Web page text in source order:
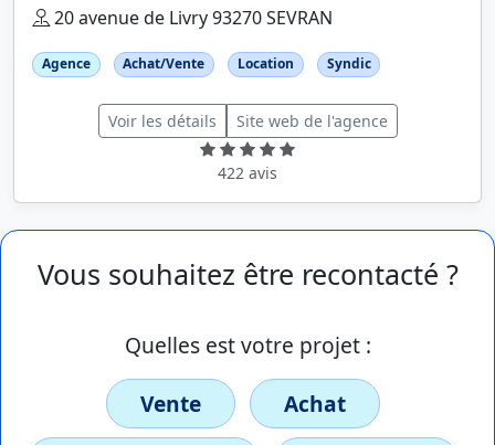
20 avenue de Livry 93270 SEVRAN
Agence Achat/Vente Location Syndic
Voir les détails Site web de l'agence
422 avis
Vous souhaitez être recontacté ?
Quelles est votre projet :
Vente
Achat